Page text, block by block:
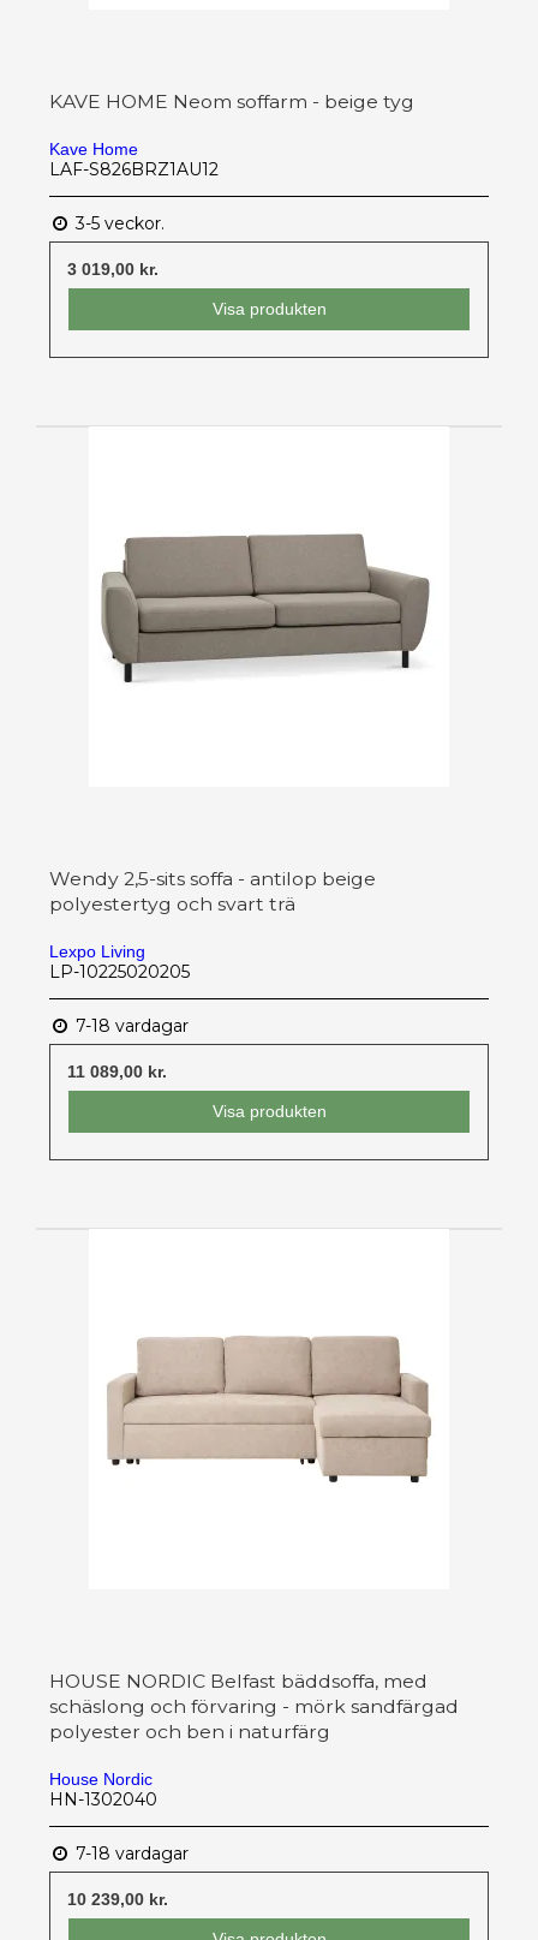
KAVE HOME Neom soffarm - beige tyg
Kave Home
LAF-S826BRZ1AU12
3-5 veckor.
3 019,00 kr.
Visa produkten
Wendy 2,5-sits soffa - antilop beige
polyestertyg och svart trä
Lexpo Living
LP-10225020205
7-18 vardagar
11 089,00 kr.
Visa produkten
HOUSE NORDIC Belfast bäddsoffa, med
schäslong och förvaring - mörk sandfärgad
polyester och ben i naturfärg
House Nordic
HN-1302040
7-18 vardagar
10 239,00 kr.